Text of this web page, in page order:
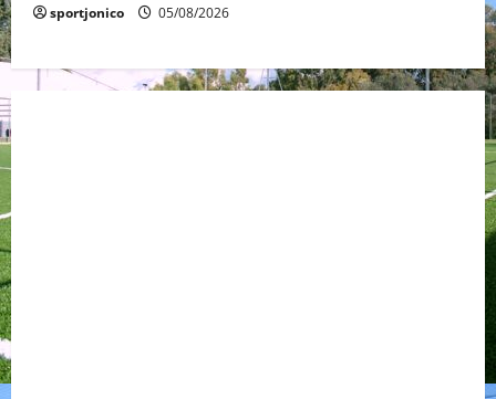
sportjonico 05/08/2026